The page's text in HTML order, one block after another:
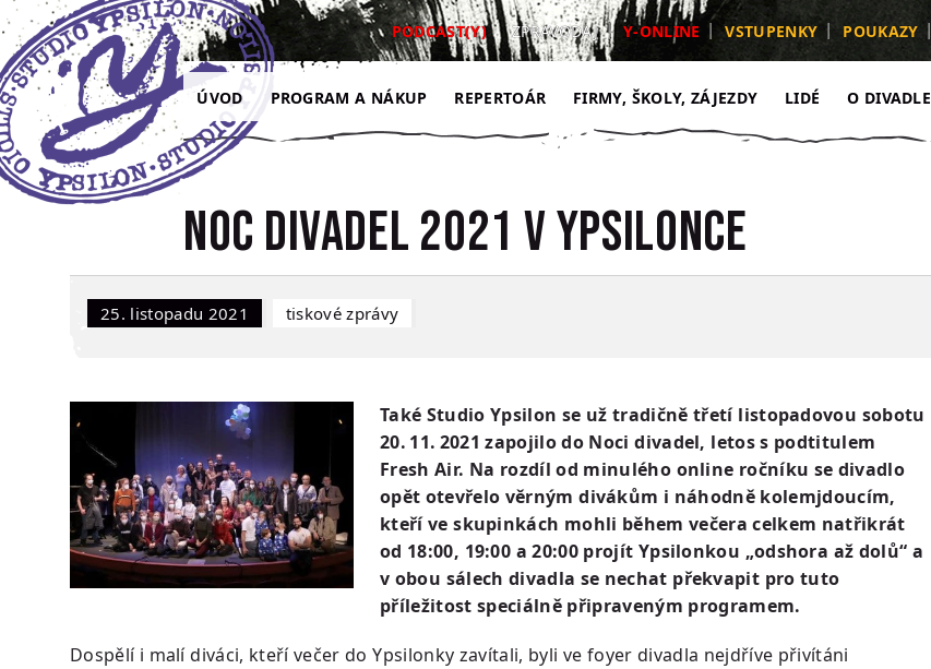
Přejít na hlavní obsah
Přejít na navigaci
Přejít na hledání
ÚVOD PROGRAM A NÁKUP REPERTOÁR FIRMY, ŠKOLY, ZÁJEZDY LIDÉ O DIVADLE
PODCAST(Y) ZPRAVODAJ Y-ONLINE VSTUPENKY POUKAZY
NOC DIVADEL 2021 V YPSILONCE
25. listopadu 2021 Tiskové zprávy
Také Studio Ypsilon se už tradičně třetí listopadovou sobotu
20. 11. 2021 zapojilo do Noci divadel, letos s podtitulem
Fresh Air. Na rozdíl od minulého online ročníku se divadlo
opět otevřelo věrným divákům i náhodně kolemjdoucím,
kteří ve skupinkách mohli během večera celkem natřikrát
od 18:00, 19:00 a 20:00 projít Ypsilonkou „odshora až dolů“ a
v obou sálech divadla se nechat překvapit pro tuto
příležitost speciálně připraveným programem.
Dospělí i malí diváci, kteří večer do Ypsilonky zavítali, byli ve foyer divadla nejdříve přivítáni